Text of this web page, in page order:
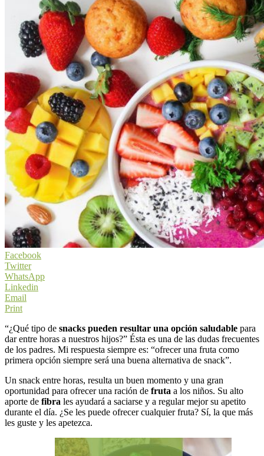
Facebook
Twitter
WhatsApp
Linkedin
Email
Print
“¿Qué tipo de snacks pueden resultar una opción saludable para
dar entre horas a nuestros hijos?” Ésta es una de las dudas frecuentes
de los padres. Mi respuesta siempre es: “ofrecer una fruta como
primera opción siempre será una buena alternativa de snack”.
Un snack entre horas, resulta un buen momento y una gran
oportunidad para ofrecer una ración de fruta a los niños. Su alto
aporte de fibra les ayudará a saciarse y a regular mejor su apetito
durante el día. ¿Se les puede ofrecer cualquier fruta? Sí, la que más
les guste y les apetezca.